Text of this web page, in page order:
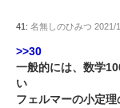
41: 名無しのひみつ 2021/
>>30
一般的には、数学
い
フェルマーの小定